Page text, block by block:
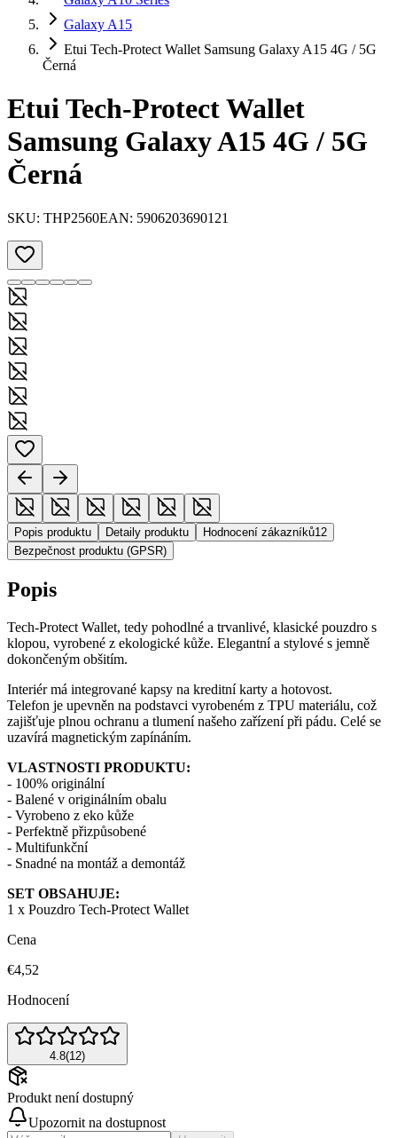
Galaxy A15
Etui Tech-Protect Wallet Samsung Galaxy A15 4G / 5G
Černá
Etui Tech-Protect Wallet
Samsung Galaxy A15 4G / 5G
Černá
SKU: THP2560EAN: 5906203690121
Popis produktu Detaily produktu Hodnocení zákazníků12
Bezpečnost produktu (GPSR)
Popis
Tech-Protect Wallet, tedy pohodlné a trvanlivé, klasické pouzdro s
klopou, vyrobené z ekologické kůže. Elegantní a stylové s jemně
dokončeným obšitím.
Interiér má integrované kapsy na kreditní karty a hotovost.
Telefon je upevněn na podstavci vyrobeném z TPU materiálu, což
zajišťuje plnou ochranu a tlumení našeho zařízení při pádu. Celé se
uzavírá magnetickým zapínáním.
VLASTNOSTI PRODUKTU:
- 100% originální
- Balené v originálním obalu
- Vyrobeno z eko kůže
- Perfektně přizpůsobené
- Multifunkční
- Snadné na montáž a demontáž
SET OBSAHUJE:
1 x Pouzdro Tech-Protect Wallet
Cena
€4,52
Hodnocení
4.8(12)
Produkt není dostupný
Upozornit na dostupnost